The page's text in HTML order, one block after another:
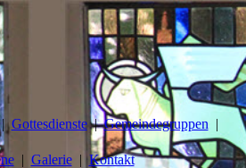
Gottesdienste Gemeindegruppen
Galerie Kontakt